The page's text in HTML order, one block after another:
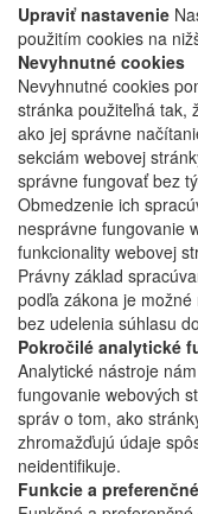
Upraviť nastavenie
použitím cookies na
Nevyhnutné cookies
Nevyhnutné cookies
stránka použiteľná tak,
ako jej správne
sekciám webovej
správne fungovať bez
Obmedzenie ich
nesprávne fungovanie
funkcionality webovej
Právny základ
podľa zákona je
bez udelenia súhlasu
Pokročilé analytické
Analytické nástroje
fungovanie webových
správ o tom, ako
zhromažďujú údaje
neidentifikuje.
Funkcie a